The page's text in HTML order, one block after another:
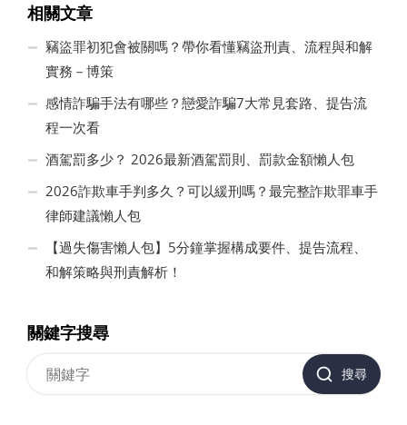
相關文章
竊盜罪初犯會被關嗎？帶你看懂竊盜刑責、流程與和解
實務－博策
感情詐騙手法有哪些？戀愛詐騙7大常見套路、提告流
程一次看
酒駕罰多少？ 2026最新酒駕罰則、罰款金額懶人包
2026詐欺車手判多久？可以緩刑嗎？最完整詐欺罪車手
律師建議懶人包
【過失傷害懶人包】5分鐘掌握構成要件、提告流程、
和解策略與刑責解析！
關鍵字搜尋
搜尋